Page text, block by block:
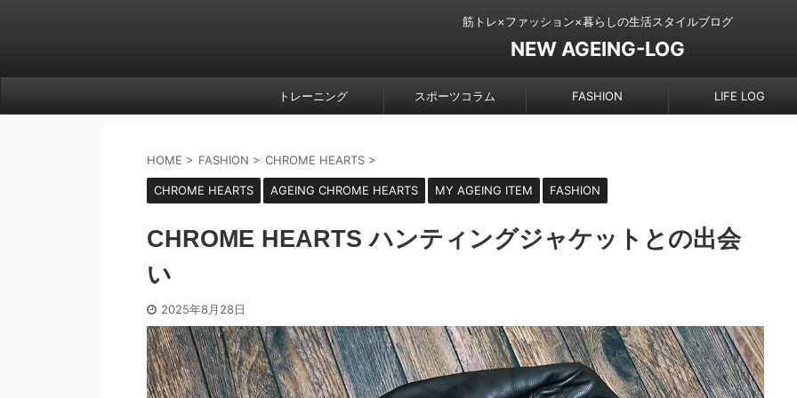
筋トレ×ファッション×暮らしの生活スタイルブログ
NEW AGEING-LOG
トレーニング スポーツコラム FASHION LIFE LOG
HOME > FASHION > CHROME HEARTS >
CHROME HEARTS AGEING CHROME HEARTS MY AGEING ITEM FASHION
CHROME HEARTS ハンティングジャケットとの出会
い
2025年8月28日